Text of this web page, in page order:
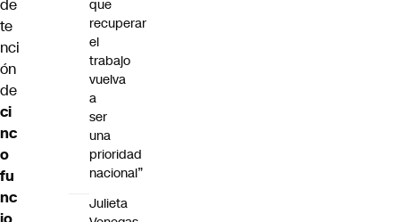
de
te
nci
ón
de
ci
nc
o
fu
nc
que
recuperar
el
trabajo
vuelva
a
ser
una
prioridad
nacional”
Julieta